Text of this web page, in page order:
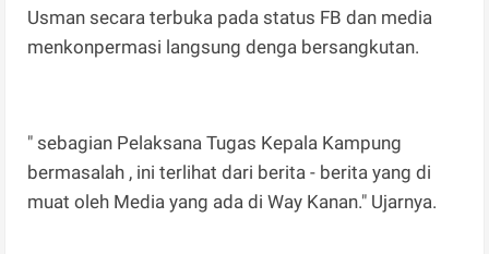
Usman secara terbuka pada status FB dan media
menkonpermasi langsung denga bersangkutan.
" sebagian Pelaksana Tugas Kepala Kampung
bermasalah , ini terlihat dari berita - berita yang di
muat oleh Media yang ada di Way Kanan." Ujarnya.